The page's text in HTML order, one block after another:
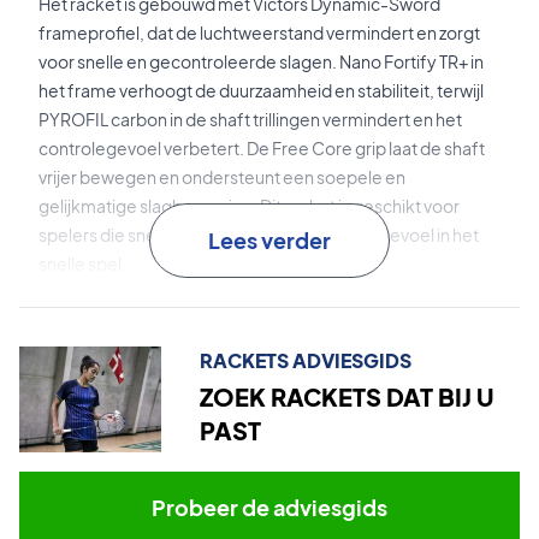
frameprofiel, dat de luchtweerstand vermindert en zorgt
voor snelle en gecontroleerde slagen. Nano Fortify TR+ in
het frame verhoogt de duurzaamheid en stabiliteit, terwijl
PYROFIL carbon in de shaft trillingen vermindert en het
controlegevoel verbetert. De Free Core grip laat de shaft
vrijer bewegen en ondersteunt een soepele en
gelijkmatige slagbeweging. Dit racket is geschikt voor
spelers die snelheid willen combineren met gevoel in het
de swingsnelheid verhoogt en snelle reacties ondersteunt
in lastige situaties.
Nano Fortify TR+
is een verbeterde carbonstructuur van
is een Japans carbonmateriaal dat trillingen
Lees verder
RACKETS ADVIESGIDS
ZOEK RACKETS DAT BIJ U
PAST
Probeer de adviesgids